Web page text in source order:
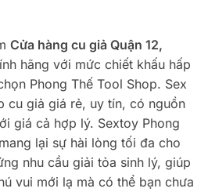
Cửa hàng cu giả Quận 12,
hãng với mức chiết khấu hấp
Phong Thế Tool Shop. Sex
cu giả giá rẻ, uy tín, có nguồn
giá cả hợp lý. Sextoy Phong
lại sự hài lòng tối đa cho
nhu cầu giải tỏa sinh lý, giúp
vui mới lạ mà có thể bạn chưa